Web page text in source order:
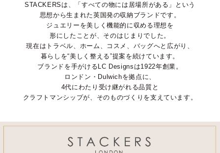
STACKERSは、「すべての物には居場所がある」という
思想から生まれた英国発の収納ブランドです。
ジュエリーを美しく機能的に収める理想を
形にしたことが、そのはじまりでした。
現在はトラベル、ホーム、コスメ、バッグへと広がり、
暮らしを“美しく整える”提案を続けています。
ブランドを手がけるLC Designsは1922年創業。
ロンドン・Dulwichを拠点に、
4代にわたり受け継がれる品質と
クラフトマンシップが、そのものづくりを支えています。